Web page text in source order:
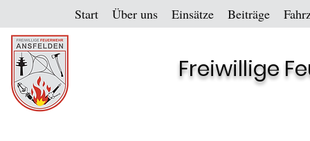
Start Über uns Einsätze Beiträge
Freiwillige